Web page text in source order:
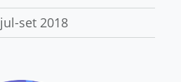
jul-set 2018